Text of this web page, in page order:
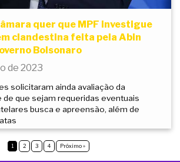
quer que MPF investigue
clandestina feita pela Abin
Bolsonaro
de 2023
solicitaram ainda avaliação da
de que sejam requeridas eventuais
busca e apreensão, além de
1 2 3 4 Próximo »